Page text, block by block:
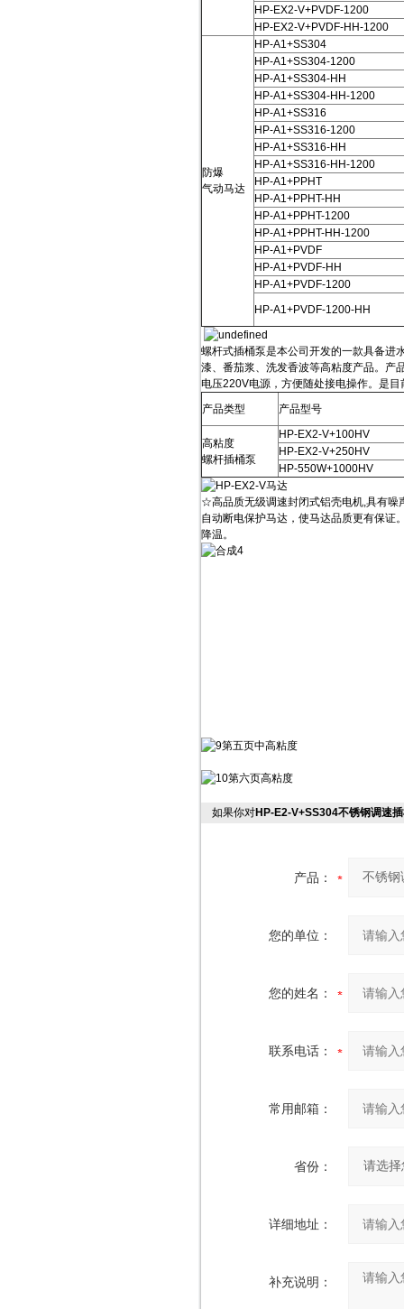
HP-EX2-V+PVDF-1200
HP-EX2-V+PVDF-HH-1200
防爆
气动马达
HP-A1+SS304
HP-A1+SS304-1200
HP-A1+SS304-HH
HP-A1+SS304-HH-1200
HP-A1+SS316
HP-A1+SS316-1200
HP-A1+SS316-HH
HP-A1+SS316-HH-1200
HP-A1+PPHT
HP-A1+PPHT-HH
HP-A1+PPHT-1200
HP-A1+PPHT-HH-1200
HP-A1+PVDF
HP-A1+PVDF-HH
HP-A1+PVDF-1200
HP-A1+PVDF-1200-HH
螺杆式插桶泵是本公司开发的一款具备进
漆、番茄浆、洗发香波等高粘度产品。产
电压220V电源，方便随处接电操作。是
产品类型
产品型号
高粘度
螺杆插桶泵
HP-EX2-V+100HV
HP-EX2-V+250HV
HP-550W+1000HV
☆高品质无级调速封闭式铝壳电机,具有噪
自动断电保护马达，使马达品质更有保证
降温。
如果你对HP-E2-V+SS304不锈钢调速
产品：
您的单位：
您的姓名：
联系电话：
常用邮箱：
省份：
详细地址：
补充说明：